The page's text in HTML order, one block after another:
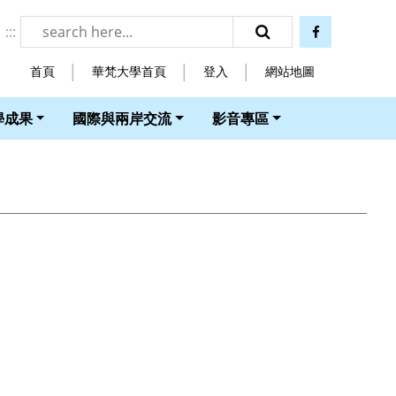
::: 搜尋 facebook
首頁 華梵大學首頁 登入 網站地圖
成果 國際與兩岸交流 影音專區